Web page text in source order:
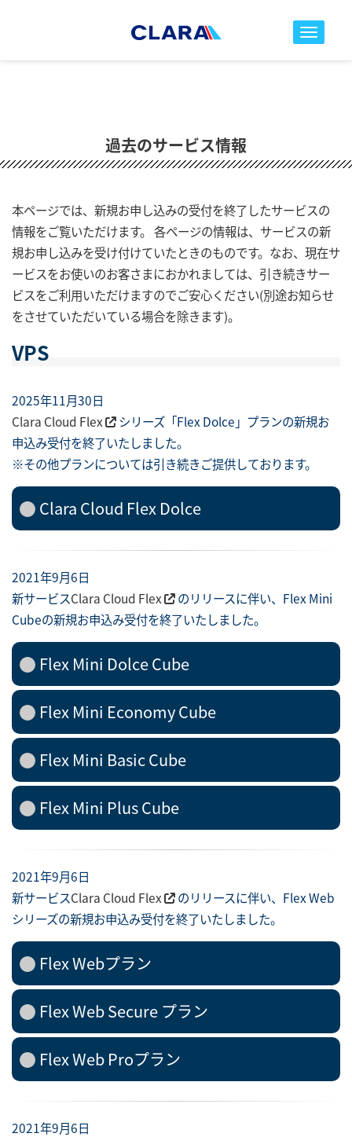
toggle
過去のサービス情報
本ページでは、新規お申し込みの受付を終了したサービスの
情報をご覧いただけます。 各ページの情報は、サービスの新
規お申し込みを受け付けていたときのものです。なお、現在サ
ービスをお使いのお客さまにおかれましては、引き続きサー
ビスをご利用いただけますのでご安心ください(別途お知らせ
をさせていただいている場合を除きます)。
VPS
2025年11月30日
Clara Cloud Flex
シリーズ「Flex Dolce」プランの新規お
申込み受付を終了いたしました。
※その他プランについては引き続きご提供しております。
Clara Cloud Flex Dolce
2021年9月6日
新サービスClara Cloud Flex
のリリースに伴い、Flex Mini
Cubeの新規お申込み受付を終了いたしました。
Flex Mini Dolce Cube
Flex Mini Economy Cube
Flex Mini Basic Cube
Flex Mini Plus Cube
2021年9月6日
新サービスClara Cloud Flex
のリリースに伴い、Flex Web
シリーズの新規お申込み受付を終了いたしました。
Flex Webプラン
Flex Web Secure プラン
Flex Web Proプラン
2021年9月6日